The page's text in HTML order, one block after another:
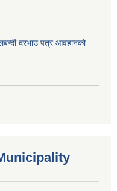
दरभाउ पत्र आवहानको